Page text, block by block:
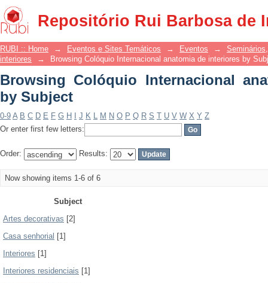
Repositório Rui Barbosa de
Browsing Colóquio Internacional
RUBI :: Home → Eventos e Sites Temáticos → Eventos →
interiores
→ Browsing Colóquio Internacional anatomia de interiores by
Browsing Colóquio Internacional
by Subject
0-9 A B C D E F G H J K L M N O P Q R S T U V W X Y Z
Or enter first few letters:
Order: Results:
Now showing items 1-6 of 6
Subject
Artes decorativas [2]
Casa senhorial [1]
Interiores [1]
Interiores residenciais [1]